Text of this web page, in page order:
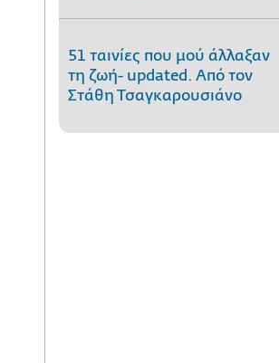
51 ταινίες που μού άλλαξαν
τη ζωή- updated. Aπό τον
Στάθη Τσαγκαρουσιάνο